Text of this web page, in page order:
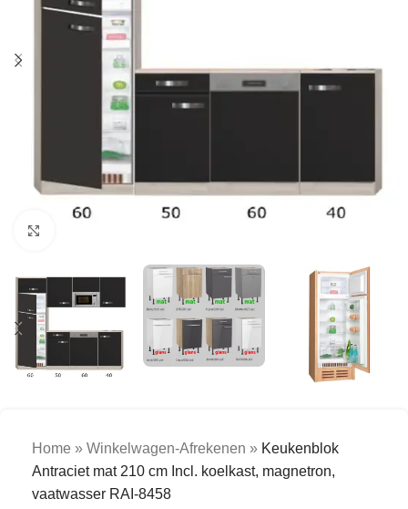
Home » Winkelwagen-Afrekenen » Keukenblok
Antraciet mat 210 cm Incl. koelkast, magnetron,
vaatwasser RAI-8458